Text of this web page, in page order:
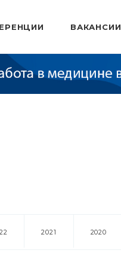
ВАКАНСИИ
2021 2020